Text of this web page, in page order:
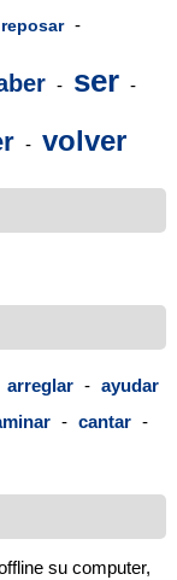
reposar -
- ser -
- volver
arreglar - ayudar
- cantar -
su computer,